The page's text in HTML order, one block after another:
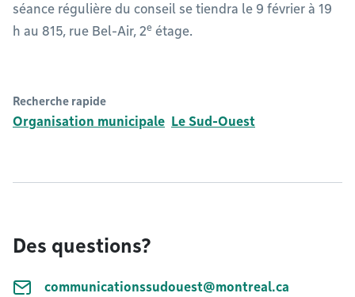
séance régulière du conseil se tiendra le 9 février à 19
h au 815, rue Bel-Air, 2e étage.
Recherche rapide
Organisation municipale Le Sud-Ouest
Des questions?
communicationssudouest@montreal.ca